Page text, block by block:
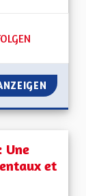
FOLLOWER
RENFORCEMENT
Une
et